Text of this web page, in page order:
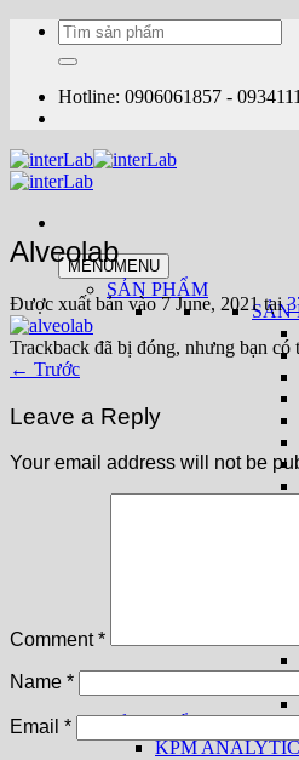
dung
Tìm
kiếm:
Hotline: 0906061857 -
MENUMENU
SẢN PHẨM
SẢN
KPM
Alveolab
Được xuất bản vào7 June, 2021tại
Trackback đã bị đóng, nhưng bạn có
← Trước
Leave a Reply
Your email address will not be
Comment*
Name *
Email *